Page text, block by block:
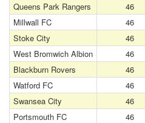
Queens Park Rangers
46
Millwall FC
46
Stoke City
46
West Bromwich Albion
46
Blackburn Rovers
46
Watford FC
46
Swansea City
46
Portsmouth FC
46